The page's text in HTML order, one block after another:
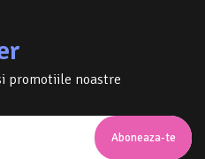
promotiile noastre